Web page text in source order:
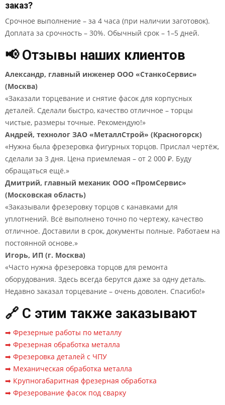
заказ?
Срочное выполнение – за 4 часа (при наличии заготовок).
Доплата за срочность – 30%. Обычный срок – 1–5 дней.
📢 Отзывы наших клиентов
Александр, главный инженер ООО «СтанкоСервис»
(Москва)
«Заказали торцевание и снятие фасок для корпусных
деталей. Сделали быстро, качество отличное – торцы
чистые, размеры точные. Рекомендую!»
Андрей, технолог ЗАО «МеталлСтрой» (Красногорск)
«Нужна была фрезеровка фигурных торцов. Прислал чертёж,
сделали за 3 дня. Цена приемлемая – от 2 000 ₽. Буду
обращаться ещё.»
Дмитрий, главный механик ООО «ПромСервис»
(Московская область)
«Заказывали фрезеровку торцов с канавками для
уплотнений. Всё выполнено точно по чертежу, качество
отличное. Доставили в срок, документы полные. Работаем на
постоянной основе.»
Игорь, ИП (г. Москва)
«Часто нужна фрезеровка торцов для ремонта
оборудования. Здесь всегда берутся даже за одну деталь.
Недавно заказал торцевание – очень доволен. Спасибо!»
🔗 С этим также заказывают
➡ Фрезерные работы по металлу
➡ Фрезерная обработка металла
➡ Фрезеровка деталей с ЧПУ
➡ Механическая обработка металла
➡ Крупногабаритная фрезерная обработка
➡ Фрезерование фасок под сварку